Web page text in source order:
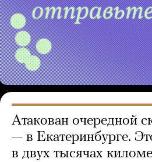
Атакован очередной
— в Екатеринбурге.
в двух тысячах